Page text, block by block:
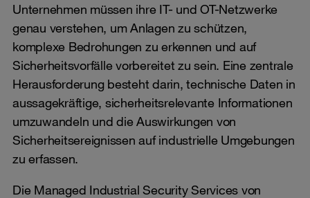
Unternehmen müssen ihre IT- und OT-Netzwerke
genau verstehen, um Anlagen zu schützen,
komplexe Bedrohungen zu erkennen und auf
Sicherheitsvorfälle vorbereitet zu sein. Eine zentrale
Herausforderung besteht darin, technische Daten in
aussagekräftige, sicherheitsrelevante Informationen
umzuwandeln und die Auswirkungen von
Sicherheitsereignissen auf industrielle Umgebungen
zu erfassen.
Die Managed Industrial Security Services von